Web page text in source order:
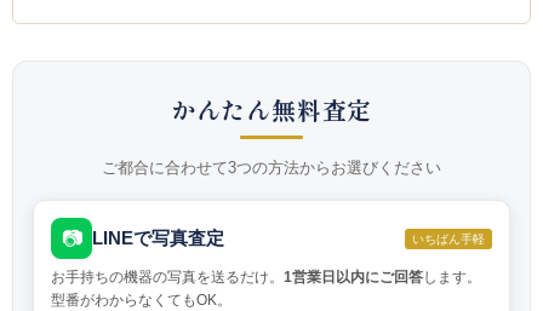
かんたん無料査定
ご都合に合わせて3つの方法からお選びください
📷 LINEで写真査定 いちばん手軽
お手持ちの機器の写真を送るだけ。 1営業日以内にご回答します。
型番がわからなくてもOK。